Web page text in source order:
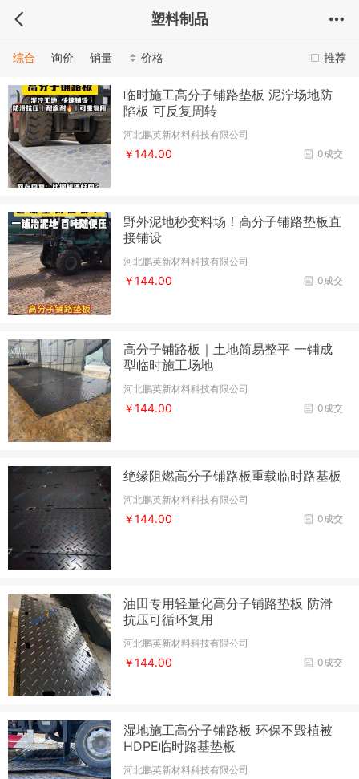
塑料制品
推荐
综合 询价 销量 价格
临时施工高分子铺路垫板 泥泞场地防
陷板 可反复周转
河北鹏英新材料科技有限公司
0成交
￥144.00
野外泥地秒变料场！高分子铺路垫板直
接铺设
河北鹏英新材料科技有限公司
0成交
￥144.00
高分子铺路板｜土地简易整平 一铺成
型临时施工场地
河北鹏英新材料科技有限公司
0成交
￥144.00
绝缘阻燃高分子铺路板重载临时路基板
河北鹏英新材料科技有限公司
0成交
￥144.00
油田专用轻量化高分子铺路垫板 防滑
抗压可循环复用
河北鹏英新材料科技有限公司
0成交
￥144.00
湿地施工高分子铺路板 环保不毁植被
HDPE临时路基垫板
河北鹏英新材料科技有限公司